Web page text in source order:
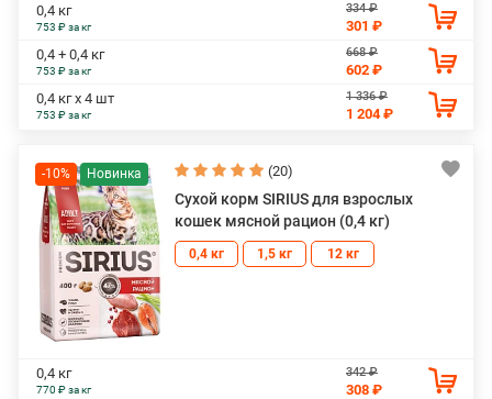
0,4 кг
753 ₽ за кг
334 ₽
301 ₽
0,4 + 0,4 кг
753 ₽ за кг
668 ₽
602 ₽
0,4 кг х 4 шт
753 ₽ за кг
1 336 ₽
1 204 ₽
-10% (20)
Сухой корм SIRIUS для взрослых
кошек мясной рацион (0,4 кг)
0,4 кг 1,5 кг 12 кг
0,4 кг
770 ₽ за кг
342 ₽
308 ₽